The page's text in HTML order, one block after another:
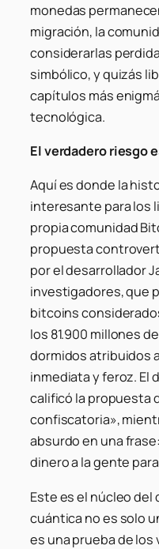
monedas
migración, la
considerarlas
simbólico, y quizás
capítulos más
tecnológica.
El verdadero riesgo
Aquí es donde la
interesante para los
propia comunidad
propuesta
por el desarrollador
investigadores, que
bitcoins
los 81.900 millones
dormidos atribuidos
inmediata y feroz. El
calificó la propuesta
confiscatoria»,
absurdo en una
dinero a la gente
Este es el núcleo del
cuántica no es solo
es una prueba de